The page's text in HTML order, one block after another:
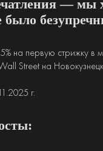
— мы
на первую стрижку в
Street на
г.